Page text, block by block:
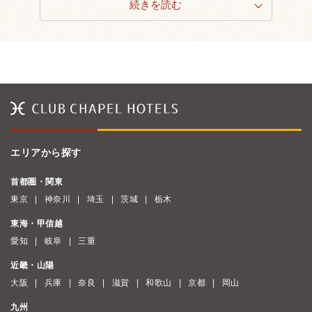
続きを読む
エリアから探す
首都圏・関東
東京
神奈川 埼玉 茨城 栃木
東海・甲信越
愛知
岐阜 三重
近畿・山陽
大阪
兵庫 奈良 滋賀 和歌山 京都 岡山
九州